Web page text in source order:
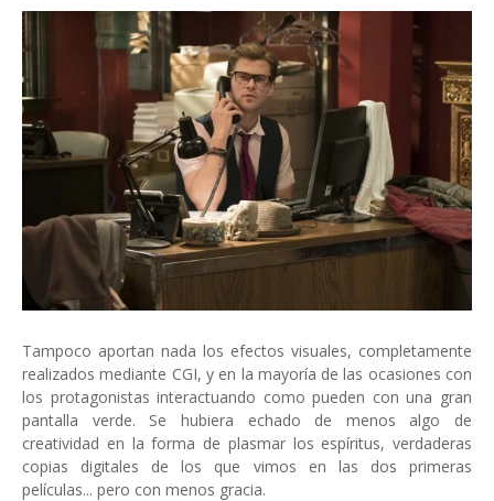
Tampoco aportan nada los efectos visuales, completamente
realizados mediante CGI, y en la mayoría de las ocasiones con
los protagonistas interactuando como pueden con una gran
pantalla verde. Se hubiera echado de menos algo de
creatividad en la forma de plasmar los espíritus, verdaderas
copias digitales de los que vimos en las dos primeras
películas... pero con menos gracia.